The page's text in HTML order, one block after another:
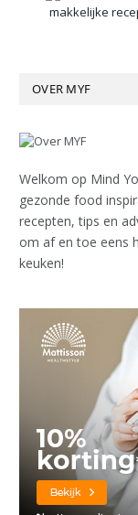
OVER MYF
Welkom op Mind
gezonde food
recepten, tips en
om af en toe eens
keuken!